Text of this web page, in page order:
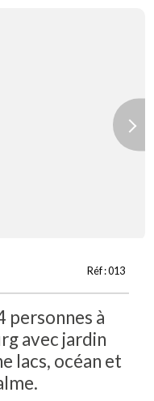
Next
Réf :013
personnes à
avec jardin
lacs, océan et